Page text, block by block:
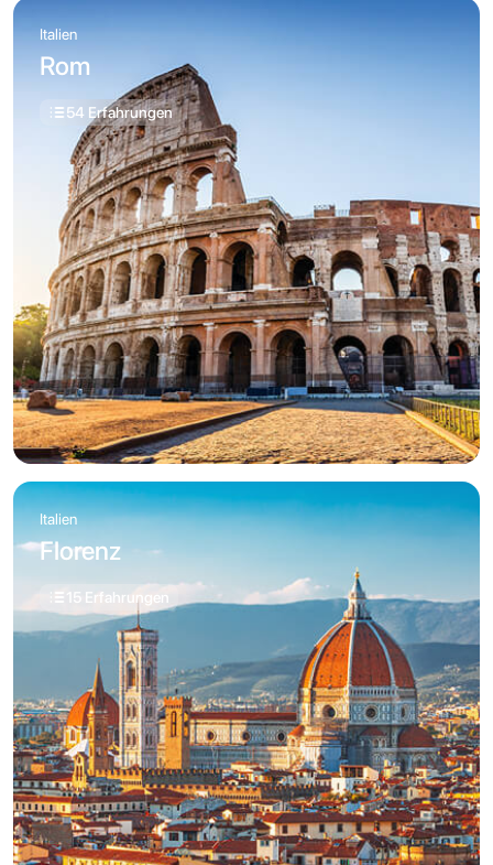
Italien
Rom
54 Erfahrungen
Italien
Florenz
15 Erfahrungen